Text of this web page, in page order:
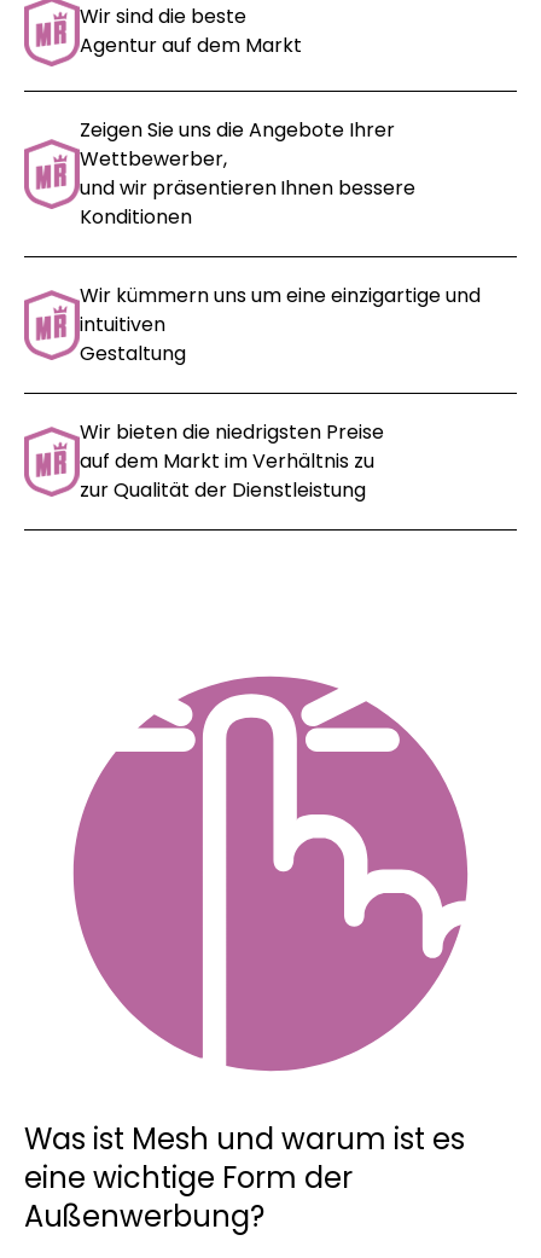
Wir sind die beste
Agentur auf dem Markt
Zeigen Sie uns die Angebote Ihrer
Wettbewerber,
und wir präsentierenIhnen bessere
Konditionen
Wir kümmern uns um eine einzigartige und
intuitiven
Gestaltung
Wir bieten die niedrigsten Preise
auf dem Markt im Verhältnis zu
zur Qualität der Dienstleistung
Was ist Mesh und warum ist es
eine wichtige Form der
Außenwerbung?